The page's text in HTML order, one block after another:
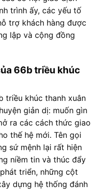
trình ấy, các yếu tố
trợ khách hàng được
lập và cộng đồng
66b triều khúc
triều khúc thanh xuân
giản dị: muốn gìn
ra các cách thức giao
thế hệ mới. Tên gọi
sứ mệnh lại rất hiện
niềm tin và thúc đẩy
triển, những cột
dựng hệ thống đánh